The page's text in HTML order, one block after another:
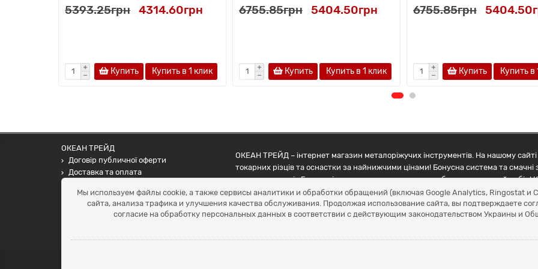
5393.25грн 4314.60грн
Купить Купить в 1 клик
6755.85грн 5404.50грн
Купить Купить в 1 клик
6755.85грн
Купить Купить в
ОКЕАН ТРЕЙД
Договір публичної оферти
Доставка та оплата
Умови повернення
+38 (099) 452-20-02
ОКЕАН ТРЕЙД – інтернет магазин металоріжучих інструментів. На нашому
токарних різців та оснастки за найнижчими цінами! Бонусна система та
наших партнерів Грамотні менеджери допоможуть зробити правильний вибір!
Мы используем файлы cookie, а также сервисы аналитики и обработки обращений (включая Google Analytics, Ringostat и
сайта, анализа трафика и улучшения качества обслуживания. Продолжая использование сайта, вы подтверждаете
согласие на обработку персональных данных в соответствии с действующим законодательством Украины и